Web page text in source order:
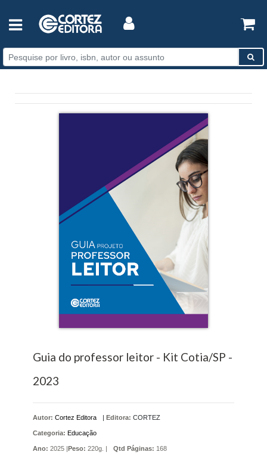
Guia do professor leitor - Kit Cotia/SP -
2023
Autor: Cortez Editora | Editora: CORTEZ
Categoria: Educação
Ano: 2025 |Peso: 220g. | Qtd Páginas: 168